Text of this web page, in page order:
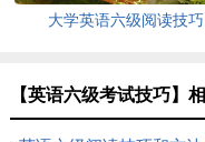
大学英语六级阅读技巧
【英语六级考试技巧】